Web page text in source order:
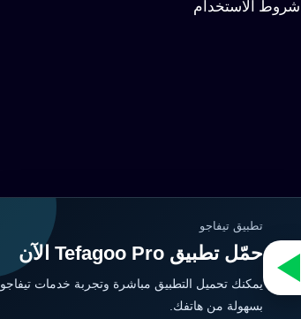
شروط الاستخدام
تطبيق تيفاجو
حمّل تطبيق Tefagoo Pro الآن
يمكنك تحميل التطبيق مباشرة وتجربة خدمات تيفاجو
بسهولة من هاتفك.